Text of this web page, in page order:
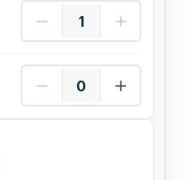
Prywatna łódź Ilość
Więcej osób Ilość